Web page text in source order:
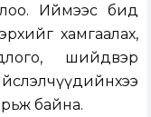
Иймээс бид
хамгаалах,
шийдвэр
байна.